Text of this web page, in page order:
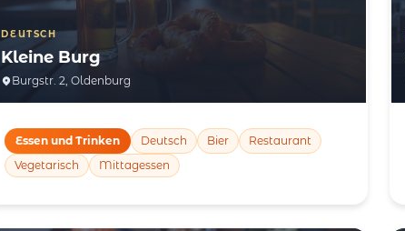
DEUTSCH
Kleine Burg
Burgstr. 2, Oldenburg
Essen und Trinken Deutsch Bier
Restaurant
Vegetarisch
Mittagessen